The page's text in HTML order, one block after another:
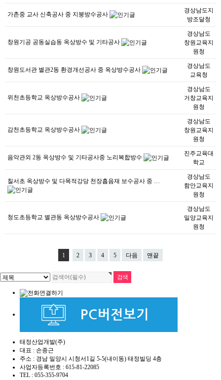
가촌중 교사 신축공사 중 지붕방수공사
경상남도지
방조달청
창원기공 공동실습동 옥상방수 및 기타공사
경상남도
창원교육지
원청
창원도서관 별관2동 환경개선공사 중 옥상방수공사
경상남도
교육청
위천초등학교 옥상방수공사
경상남도
거창교육지
원청
감천초등학교 옥상방수공사
경상남도
창원교육지
원청
음악관외 2동 옥상방수 및 기타공사중 노리복합방수
진주교육대
학교
칠서초 옥상방수 및 다목적강당 천장흡음재 보수공사 중 …
경상남도
함안교육지
원청
청도초등학교 별관동 옥상방수공사
경상남도
밀양교육지
원청
1 2 3 4 5 다음 맨끝
태정산업개발(주)
대표 : 손종근
주소 : 경남 밀양시 시청서1길 5-5(내이동) 태정빌딩 4층
사업자등록번호 : 615-81-22085
TEL : 055-355-9704